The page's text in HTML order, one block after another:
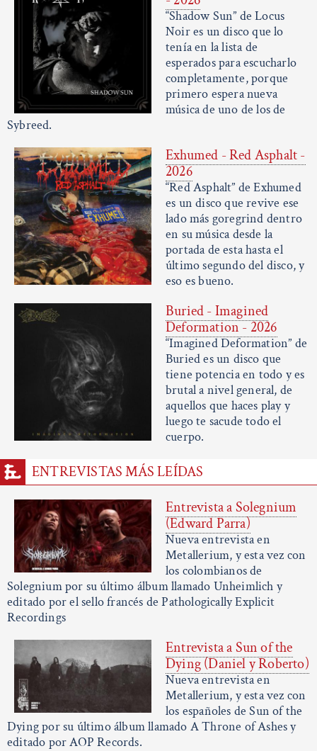
“Shadow Sun” de Locus
Noir es un disco que lo
tenía en la lista de
esperados para escucharlo
completamente, porque
primero espera nueva
música de uno de los de
Sybreed.
Exhumed - Red Asphalt -
2026
“Red Asphalt” de Exhumed
es un disco que revive ese
lado más goregrind dentro
en su música desde la
portada de esta hasta el
último segundo del disco, y
eso es bueno.
Buried - Imagined
Deformation - 2026
“Imagined Deformation” de
Buried es un disco que
tiene potencia en todo y es
brutal a nivel general, de
aquellos que haces play y
luego te sacude todo el
cuerpo.
ENTREVISTAS MÁS LEÍDAS
Entrevista a Solegnium
(Edward Parra)
Nueva entrevista en
Metallerium, y esta vez con
los colombianos de
Solegnium por su último álbum llamado Unheimlich y
editado por el sello francés de Pathologically Explicit
Recordings
Entrevista a Sun of the
Dying (Daniel y Roberto)
Nueva entrevista en
Metallerium, y esta vez con
los españoles de Sun of the
Dying por su último álbum llamado A Throne of Ashes y
editado por AOP Records.